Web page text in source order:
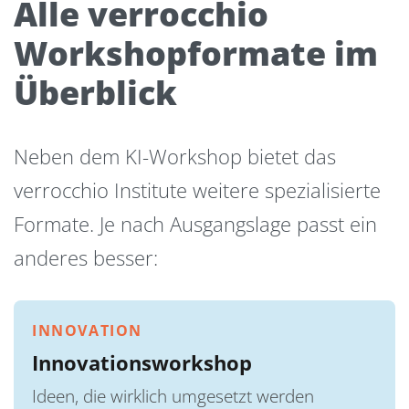
Alle verrocchio
Workshopformate im
Überblick
Neben dem KI-Workshop bietet das
verrocchio Institute weitere spezialisierte
Formate. Je nach Ausgangslage passt ein
anderes besser:
INNOVATION
Innovationsworkshop
Ideen, die wirklich umgesetzt werden